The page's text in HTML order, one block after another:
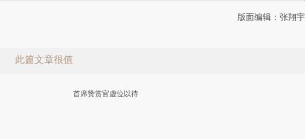
版面编辑：张翔宇
此篇文章很值
首席赞赏官虚位以待